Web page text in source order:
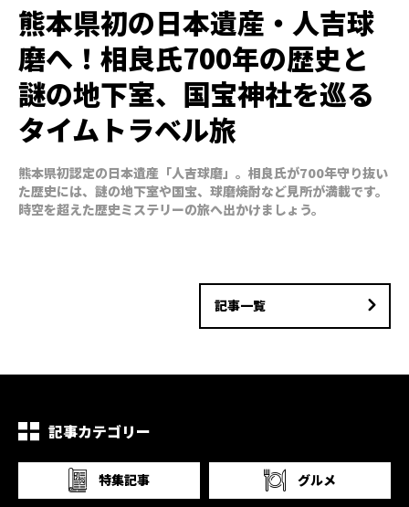
熊本県初の日本遺産・人吉球
磨へ！相良氏700年の歴史と
謎の地下室、国宝神社を巡る
タイムトラベル旅
熊本県初認定の日本遺産「人吉球磨」。相良氏が700年守り抜い
た歴史には、謎の地下室や国宝、球磨焼酎など見所が満載です。
時空を超えた歴史ミステリーの旅へ出かけましょう。
記事一覧
記事カテゴリー
特集記事 グルメ